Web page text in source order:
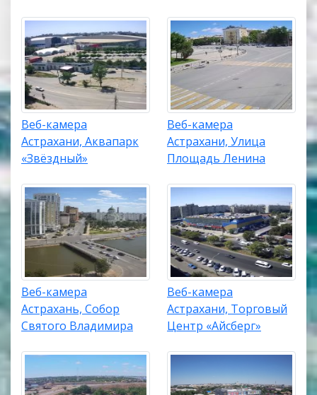
Веб-камера
Астрахани, Аквапарк
«Звёздный»
Веб-камера
Астрахани, Улица
Площадь Ленина
Веб-камера
Астрахань, Собор
Святого Владимира
Веб-камера
Астрахани, Торговый
Центр «Айсберг»